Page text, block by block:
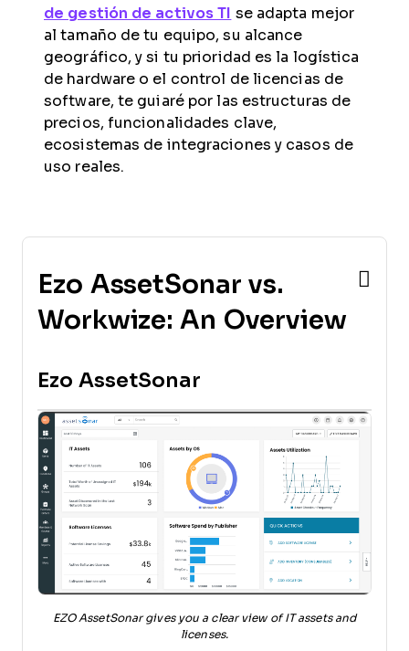
de gestión de activos TI se adapta mejor
al tamaño de tu equipo, su alcance
geográfico, y si tu prioridad es la logística
de hardware o el control de licencias de
software, te guiaré por las estructuras de
precios, funcionalidades clave,
ecosistemas de integraciones y casos de
uso reales.
Ezo AssetSonar vs.
Workwize: An Overview
Ezo AssetSonar
EZO AssetSonar gives you a clear view of IT assets and
licenses.